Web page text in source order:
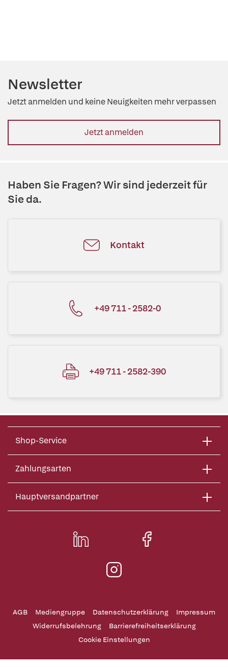
Newsletter
Jetzt anmelden und keine Neuigkeiten mehr verpassen
Jetzt anmelden
Haben Sie Fragen? Wir sind jederzeit für
Sie da.
Kontakt
+49 711 - 2582-0
+49 711 - 2582-390
Shop-Service
Zahlungsarten
Hauptversandpartner
AGB Mediengruppe Datenschutzerklärung
Impressum
Widerrufsbelehrung
Barrierefreiheitserklärung
Cookie Einstellungen